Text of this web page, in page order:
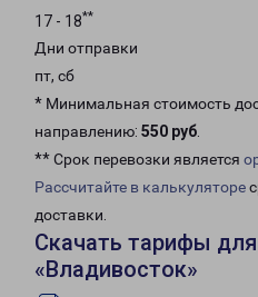
17 - 18**
Дни отправки
пт, сб
* Минимальная стоимость
направлению: 550 руб.
** Срок перевозки является
Рассчитайте в калькуляторе
доставки.
Скачать тарифы
«Владивосток»